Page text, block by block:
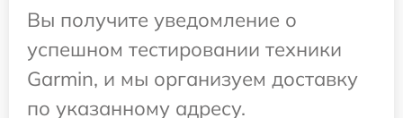
Вы получите уведомление о
успешном тестировании техники
Garmin, и мы организуем доставку
по указанному адресу.